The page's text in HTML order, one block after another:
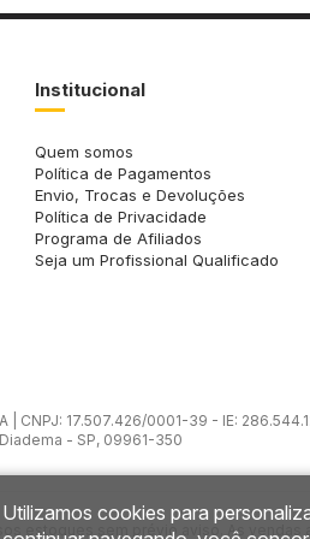
Institucional
Quem somos
Política de Pagamentos
Envio, Trocas e Devoluções
Política de Privacidade
Programa de Afiliados
Seja um Profissional Qualificado
17.507.426/0001-39 - IE:
- SP, 09961-350
estoques sem prévio aviso. As
Utilizamos cookies para